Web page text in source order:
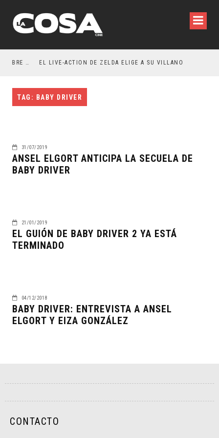
RESEÑA LA INVITACIÓN: OLIVIA WILDE REFLEXIONA SOBRE LA VIDA CONYUGAL EL LIVE-ACTION DE ZELDA ELIGE A SU VILLANO
TAG: BABY DRIVER
31/07/2019
ANSEL ELGORT ANTICIPA LA SECUELA DE
BABY DRIVER
21/01/2019
EL GUIÓN DE BABY DRIVER 2 YA ESTÁ
TERMINADO
04/12/2018
BABY DRIVER: ENTREVISTA A ANSEL
ELGORT Y EIZA GONZÁLEZ
CONTACTO